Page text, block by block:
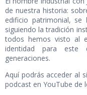
de nuestra historia:
edificio patrimonial, se
siguiendo la tradición
todos hemos visto al
identidad para este
generaciones.
Aquí podrás acceder al
podcast en YouTube de